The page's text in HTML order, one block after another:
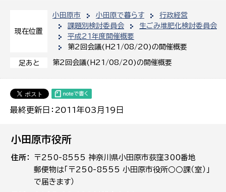
現在位置
小田原市 小田原で暮らす
行政経営
課題別検討委員会
生ごみ堆肥化検討委員会
平成21年度開催概要
第2回会議(H21/08/20)の開催概要
足あと 第2回会議(H21/08/20)の開催概要
最終更新日：2011年03月19日
小田原市役所
住所
〒250-8555 神奈川県小田原市荻窪300番地
郵便物は「〒250-8555 小田原市役所○○課（室）」
で届きます）